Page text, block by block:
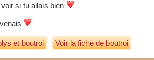
si tu allais bien
etboutroi Voir la fiche de boutroi